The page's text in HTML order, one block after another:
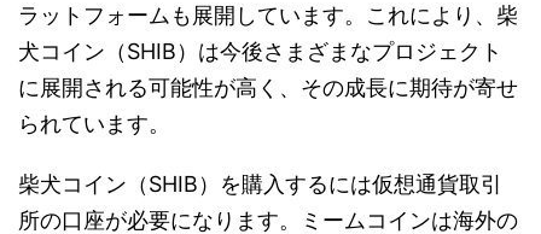
ラットフォームも展開しています。これにより、柴
犬コイン（SHIB）は今後さまざまなプロジェクト
に展開される可能性が高く、その成長に期待が寄せ
られています。
柴犬コイン（SHIB）を購入するには仮想通貨取引
所の口座が必要になります。ミームコインは海外の